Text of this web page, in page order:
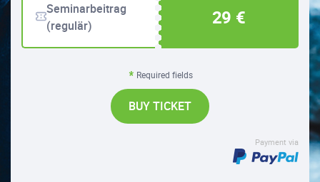
Seminarbeitrag
(regulär)
29 €
Required fields
BUY TICKET
Payment via